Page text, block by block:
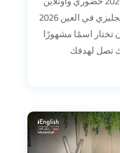
إذا كنت تبحث عن أفضل معهد إنجليزي في العين 2026
تختار اسمًا مشهورًا
تصل لهدفك